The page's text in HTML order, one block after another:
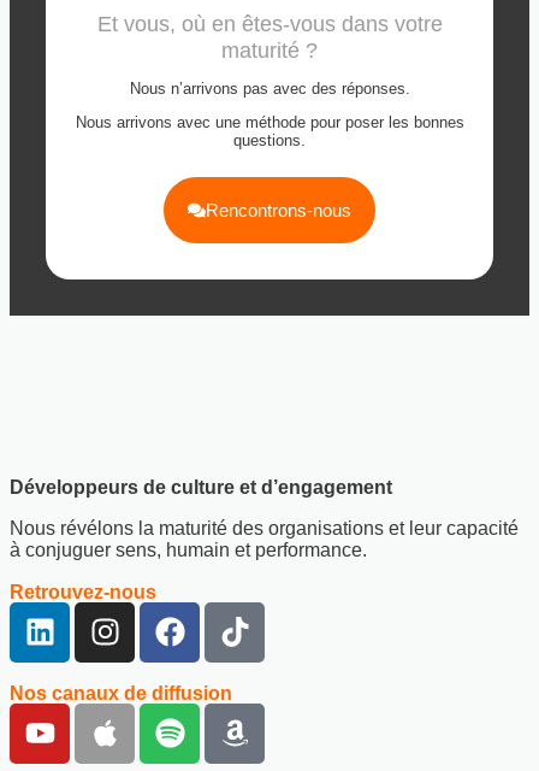
Et vous, où en êtes-vous dans votre
maturité ?
Nous n’arrivons pas avec des réponses.
Nous arrivons avec une méthode pour poser les bonnes
questions.
Rencontrons-nous
Développeurs de culture et d’engagement
Nous révélons la maturité des organisations et leur capacité
à conjuguer sens, humain et performance.
Retrouvez-nous
Nos canaux de diffusion